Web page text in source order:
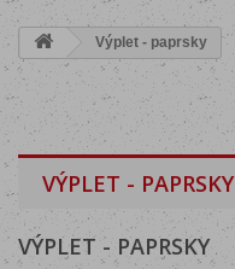
Výplet - paprsky
VÝPLET - PAPRSKY
VÝPLET - PAPRSKY